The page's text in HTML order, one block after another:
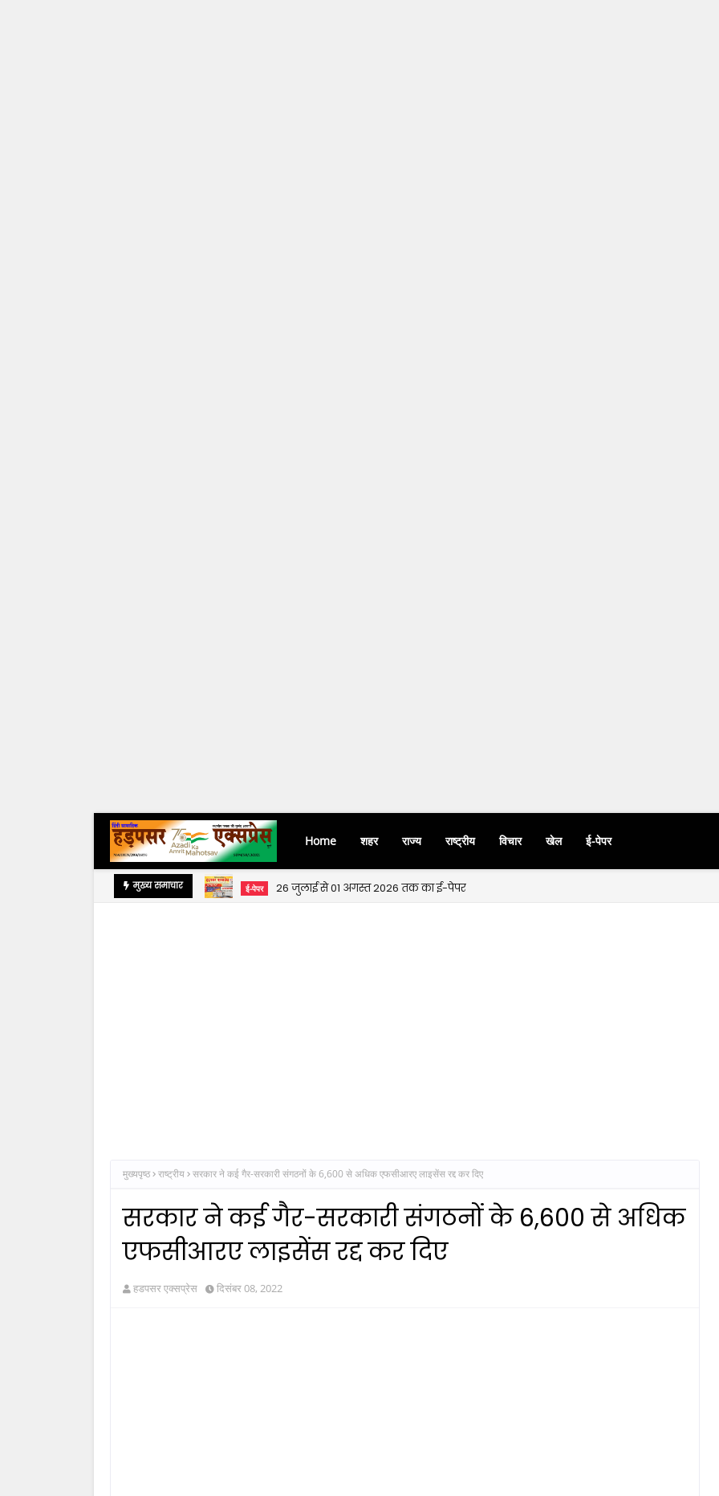
Home शहर राज्य राष्ट्रीय विचार खेल ई-पेपर
मुख्य समाचार ई-पेपर 26 जुलाई से 01 अगस्त 2026 तक का ई-पेपर
मुख्यपृष्ठ राष्ट्रीय सरकार ने कई गैर-सरकारी संगठनों के 6,600 से अधिक एफसीआरए लाइसेंस रद्द कर दिए
सरकार ने कई गैर-सरकारी संगठनों के 6,600 से अधिक
एफसीआरए लाइसेंस रद्द कर दिए
हडपसर एक्सप्रेस दिसंबर 08, 2022